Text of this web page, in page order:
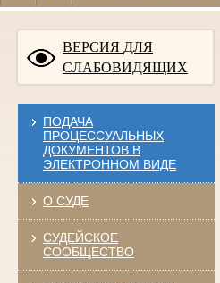
ВЕРСИЯ ДЛЯ
СЛАБОВИДЯЩИХ
ПОДАЧА
ПРОЦЕССУАЛЬНЫХ
ДОКУМЕНТОВ В
ЭЛЕКТРОННОМ ВИДЕ
О СУДЕ
СУДЕЙСКОЕ
СООБЩЕСТВО